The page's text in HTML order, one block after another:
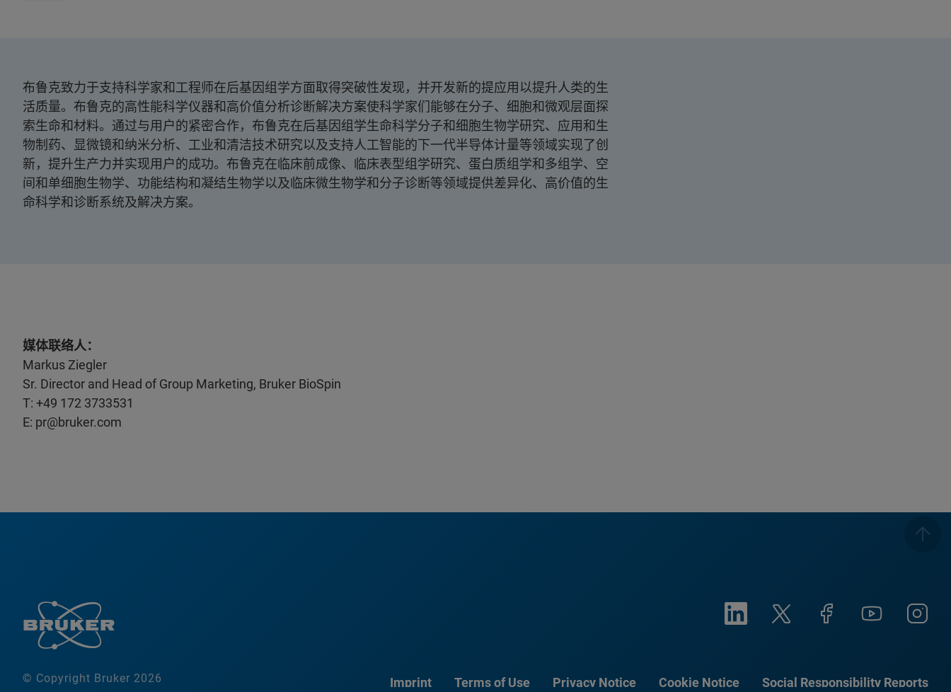
布鲁克致力于支持科学家和工程师在后基因组学方面取得突破性发现，并开发新的提应用以提升人类的生
活质量。布鲁克的高性能科学仪器和高价值分析诊断解决方案使科学家们能够在分子、细胞和微观层面探
索生命和材料。通过与用户的紧密合作，布鲁克在后基因组学生命科学分子和细胞生物学研究、应用和生
物制药、显微镜和纳米分析、工业和清洁技术研究以及支持人工智能的下一代半导体计量等领域实现了创
新，提升生产力并实现用户的成功。布鲁克在临床前成像、临床表型组学研究、蛋白质组学和多组学、空
间和单细胞生物学、功能结构和凝结生物学以及临床微生物学和分子诊断等领域提供差异化、高价值的生
命科学和诊断系统及解决方案。
媒体联络人：
Markus Ziegler
Sr. Director and Head of Group Marketing, Bruker BioSpin
T: +49 172 3733531
E: pr@bruker.com
© Copyright Bruker 2026 Imprint Terms of Use Privacy Notice Cookie Notice Social Responsibility Reports